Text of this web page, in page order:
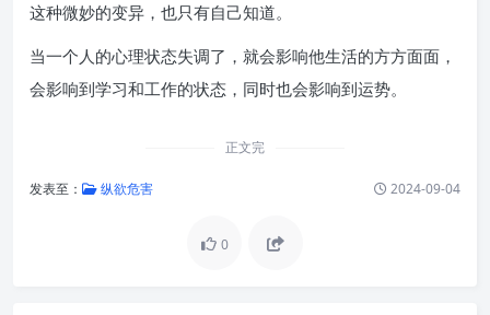
这种微妙的变异，也只有自己知道。
当一个人的心理状态失调了，就会影响他生活的方方面面，
会影响到学习和工作的状态，同时也会影响到运势。
正文完
发表至： 纵欲危害 2024-09-04
0